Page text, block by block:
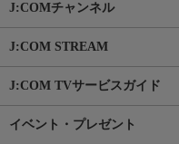
J:COMチャンネル
J:COM STREAM
J:COM TVサービスガイド
イベント・プレゼント